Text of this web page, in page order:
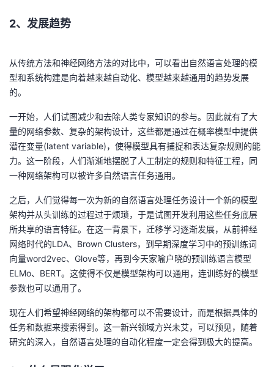
2、发展趋势
从传统方法和神经网络方法的对比中，可以看出自然语言处理的模
型和系统构建是向着越来越自动化、模型越来越通用的趋势发展
的。
一开始，人们试图减少和去除人类专家知识的参与。因此就有了大
量的网络参数、复杂的架构设计，这些都是通过在概率模型中提供
潜在变量(latent variable)，使得模型具有捕捉和表达复杂规则的能
力。这一阶段，人们渐渐地摆脱了人工制定的规则和特征工程，同
一种网络架构可以被许多自然语言任务通用。
之后，人们觉得每一次为新的自然语言处理任务设计一个新的模型
架构并从头训练的过程过于烦琐，于是试图开发利用这些任务底层
所共享的语言特征。在这一背景下，迁移学习逐渐发展，从前神经
网络时代的LDA、Brown Clusters，到早期深度学习中的预训练词
向量word2vec、Glove等，再到今天家喻户晓的预训练语言模型
ELMo、BERT。这使得不仅是模型架构可以通用，连训练好的模型
参数也可以通用了。
现在人们希望神经网络的架构都可以不需要设计，而是根据具体的
任务和数据来搜索得到。这一新兴领域方兴未艾，可以预见，随着
研究的深入，自然语言处理的自动化程度一定会得到极大的提高。